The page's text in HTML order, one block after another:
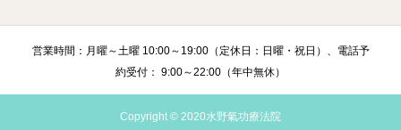
営業時間：月曜～土曜 10:00～19:00（定休日：日曜・祝日）、電話予
約受付： 9:00～22:00（年中無休）
Copyright © 2020水野氣功療法院